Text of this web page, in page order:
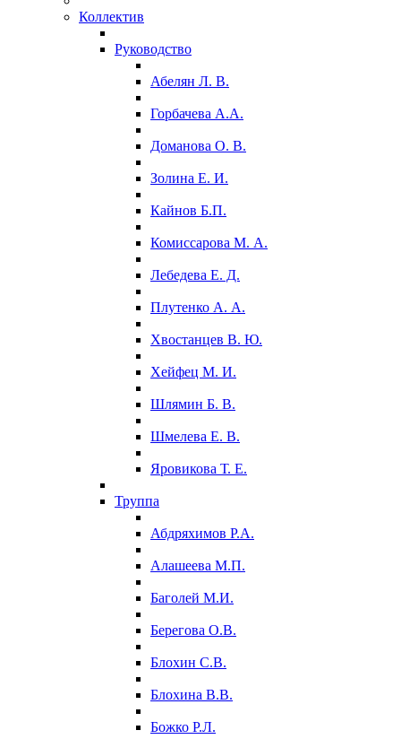
Коллектив
Руководство
Абелян Л. В.
Горбачева А.А.
Доманова О. В.
Золина Е. И.
Кайнов Б.П.
Комиссарова М. А.
Лебедева Е. Д.
Плутенко А. А.
Хвостанцев В. Ю.
Хейфец М. И.
Шлямин Б. В.
Шмелева Е. В.
Яровикова Т. Е.
Труппа
Абдряхимов Р.А.
Алашеева М.П.
Баголей М.И.
Берегова О.В.
Блохин С.В.
Блохина В.В.
Божко Р.Л.